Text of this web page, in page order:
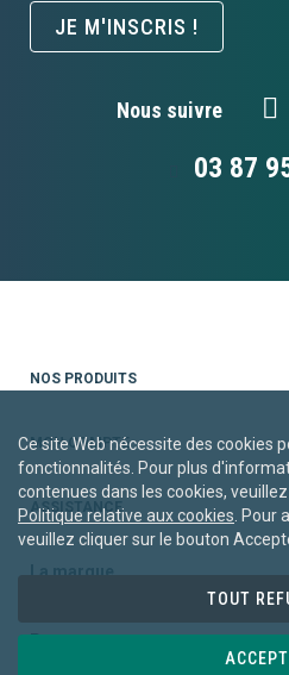
newsletter
JE M'INSCRIS !
Nous suivre
03 87
NOS PRODUITS
MON COMPTE
ASSISTANCE
La marque
Presse
Ce site Web nécessite des cookies
fonctionnalités. Pour plus
contenues dans les cookies,
Politique relative aux cookies .
veuillez cliquer sur le bouton
TOUT